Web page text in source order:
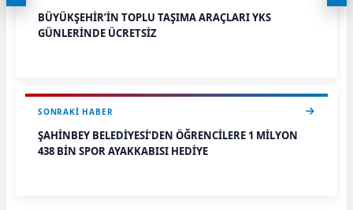
BÜYÜKŞEHİR’İN TOPLU TAŞIMA ARAÇLARI YKS
GÜNLERİNDE ÜCRETSİZ
SONRAKI HABER
ŞAHİNBEY BELEDİYESİ’DEN ÖĞRENCİLERE 1 MİLYON
438 BİN SPOR AYAKKABISI HEDİYE